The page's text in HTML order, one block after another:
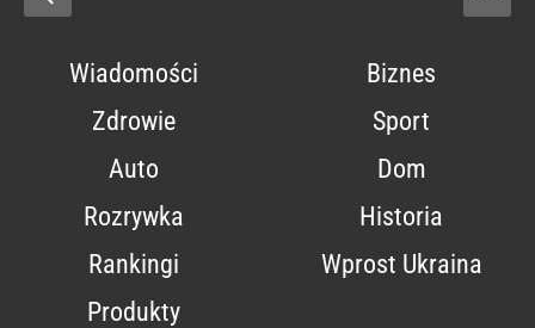
Wiadomości
Biznes
Zdrowie
Sport
Auto
Dom
Rozrywka
Historia
Rankingi
Wprost Ukraina
Produkty